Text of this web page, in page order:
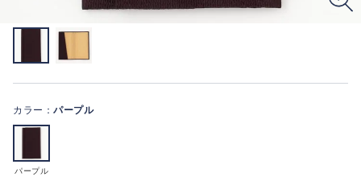
カラー： パープル
パープル